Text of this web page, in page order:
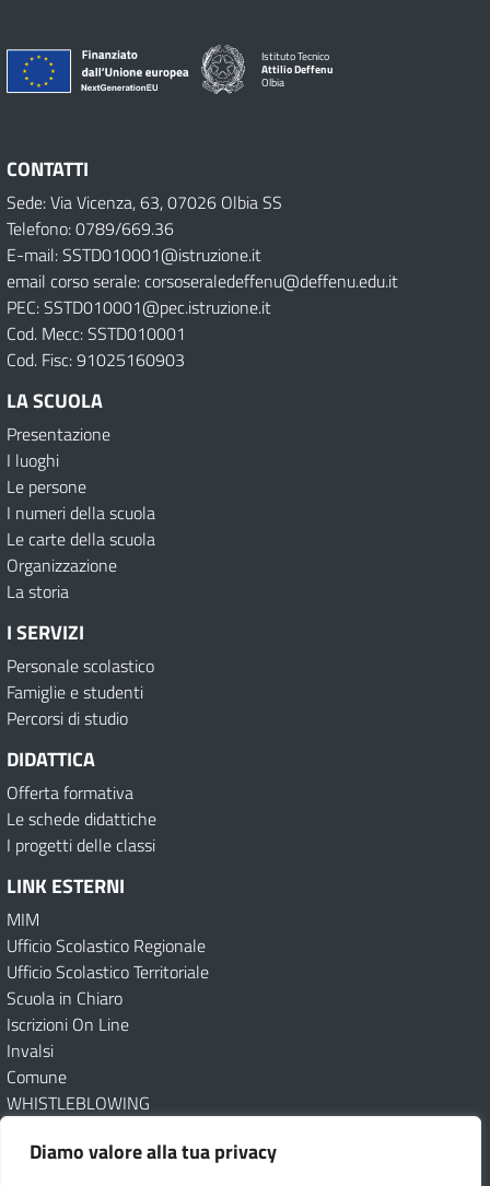
Diamo valore alla tua privacy
Istituto Tecnico
Attilio Deffenu
Olbia
CONTATTI
Sede: Via Vicenza, 63, 07026 Olbia SS
Telefono: 0789/669.36
E-mail: SSTD010001@istruzione.it
email corso serale: corsoseraledeffenu@deffenu.edu.it
PEC: SSTD010001@pec.istruzione.it
Cod. Mecc: SSTD010001
Cod. Fisc: 91025160903
LA SCUOLA
Presentazione
I luoghi
Le persone
I numeri della scuola
Le carte della scuola
Organizzazione
La storia
I SERVIZI
Personale scolastico
Famiglie e studenti
Percorsi di studio
DIDATTICA
Offerta formativa
Le schede didattiche
I progetti delle classi
LINK ESTERNI
MIM
Ufficio Scolastico Regionale
Ufficio Scolastico Territoriale
Scuola in Chiaro
Iscrizioni On Line
Invalsi
Comune
WHISTLEBLOWING